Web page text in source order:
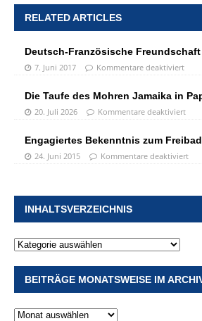
RELATED ARTICLES
Deutsch-Französische
7. Juni 2017 Kommentare deaktiviert
Die Taufe des Mohren Jamaika in
20. Juli 2026 Kommentare deaktiviert
Engagiertes Bekenntnis zum Freibad
24. Juni 2015 Kommentare deaktiviert
INHALTSVERZEICHNIS
BEITRÄGE MONATSWEISE IM